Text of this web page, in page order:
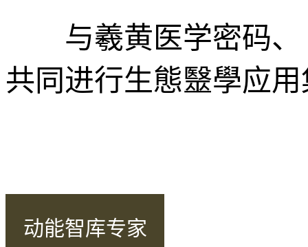
与羲黄医学密码、
共同进行生態毉學应
动能智库专家